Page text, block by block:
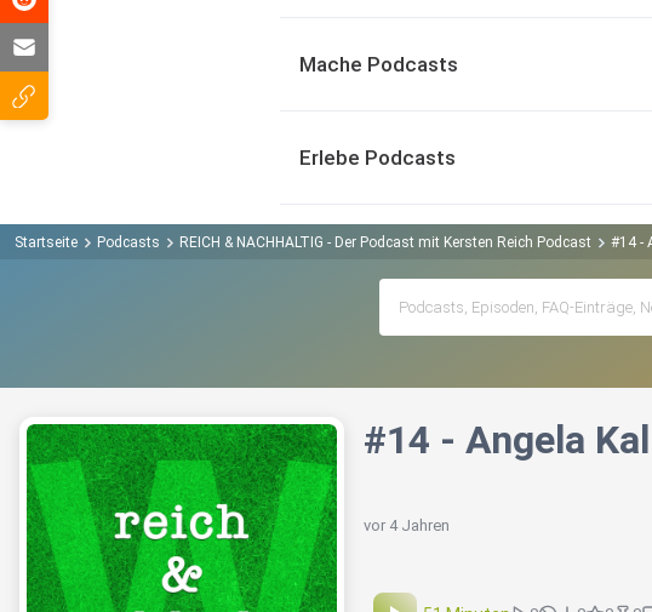
Mache Podcasts
Erlebe Podcasts
Startseite Podcasts REICH & NACHHALTIG - Der Podcast mit Kersten Reich Podcast #14 -
#14 - Angela
vor 4 Jahren